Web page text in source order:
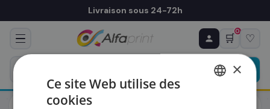
Livraison sous 24-72h
🛒
0
♡
Toners
Canon
♻ COMMANDE RÉCURRENTE
Prévoyez & économisez
Programmez votre prochain achat — notre équipe
vous prépare un devis personnalisé
×
Ce site Web utilise des
cookies